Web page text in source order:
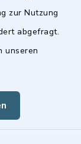
zur Nutzung
abgefragt.
unseren